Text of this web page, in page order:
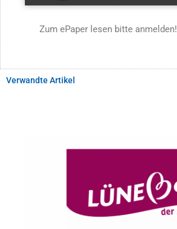
Zum ePaper lesen bitte anmelden!
Verwandte Artikel